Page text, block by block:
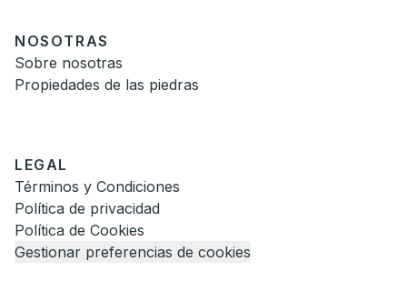
NOSOTRAS
Sobre nosotras
Propiedades de las piedras
LEGAL
Términos y Condiciones
Política de privacidad
Política de Cookies
Gestionar preferencias de cookies